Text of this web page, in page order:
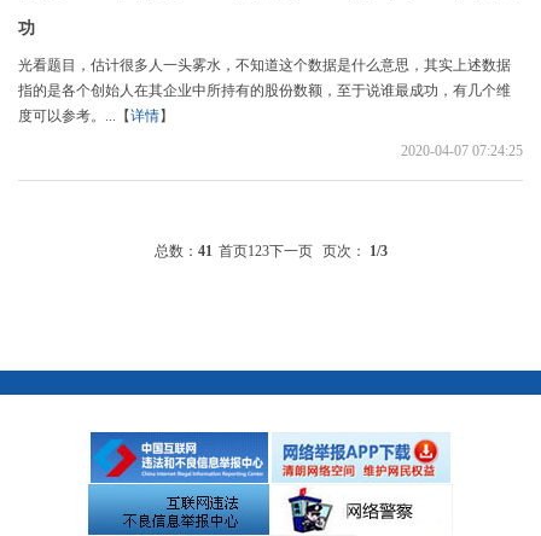
功
光看题目，估计很多人一头雾水，不知道这个数据是什么意思，其实上述数据
指的是各个创始人在其企业中所持有的股份数额，至于说谁最成功，有几个维
度可以参考。...【详情】
2020-04-07 07:24:25
总数： 41 首页123下一页 页次： 1/3